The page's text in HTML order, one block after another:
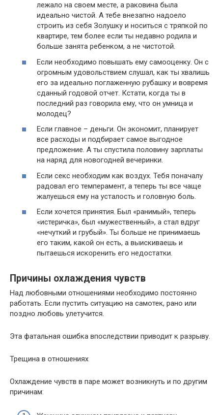
лежало на своем месте, а раковина была
идеально чистой. А тебе внезапно надоело
строить из себя Золушку и носиться с тряпкой по
квартире, тем более если ты недавно родила и
больше занята ребенком, а не чистотой.
Если необходимо повышать ему самооценку. Он с
огромным удовольствием слушал, как ты хвалишь
его за идеально поглаженную рубашку и вовремя
сданный годовой отчет. Кстати, когда ты в
последний раз говорила ему, что он умница и
молодец?
Если главное – деньги. Он экономит, планирует
все расходы и подбирает самое выгодное
предложение. А ты спустила половину зарплаты
на наряд для новогодней вечеринки.
Если секс необходим как воздух. Тебя поначалу
радовал его темперамент, а теперь ты все чаще
жалуешься ему на усталость и головную боль.
Если хочется принятия. Был «ранимый», теперь
«истеричка», был «мужественный», а стал вдруг
«нечуткий и грубый». Ты больше не принимаешь
его таким, какой он есть, а выискиваешь и
пытаешься искоренить его недостатки.
Причины охлаждения чувств
Над любовными отношениями необходимо постоянно
работать. Если пустить ситуацию на самотек, рано или
поздно любовь улетучится.
Эта фатальная ошибка впоследствии приводит к разрыву.
Трещина в отношениях
Охлаждение чувств в паре может возникнуть и по другим
причинам: